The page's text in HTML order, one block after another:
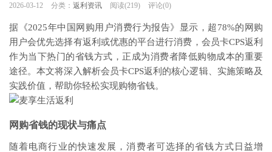
2026-03-12 分类： 返利资讯 阅读(219) 评论(0)
据《2025年中国网购用户消费行为报告》显示，超78%的网购
用户会优先选择有返利或优惠的平台进行消费，会员卡CPS返利
作为当下热门的省钱方式，正成为消费者降低购物成本的重要
途径。本文将深入解析会员卡CPS返利的核心逻辑、实施策略及
实践价值，帮助你轻松实现购物省钱。
网购省钱的现状与痛点
随着电商行业的快速发展，消费者可选择的省钱方式日益增